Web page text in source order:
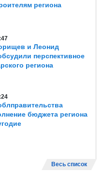
региона
и Леонид
перспективное
региона
бюджета региона
Весь список